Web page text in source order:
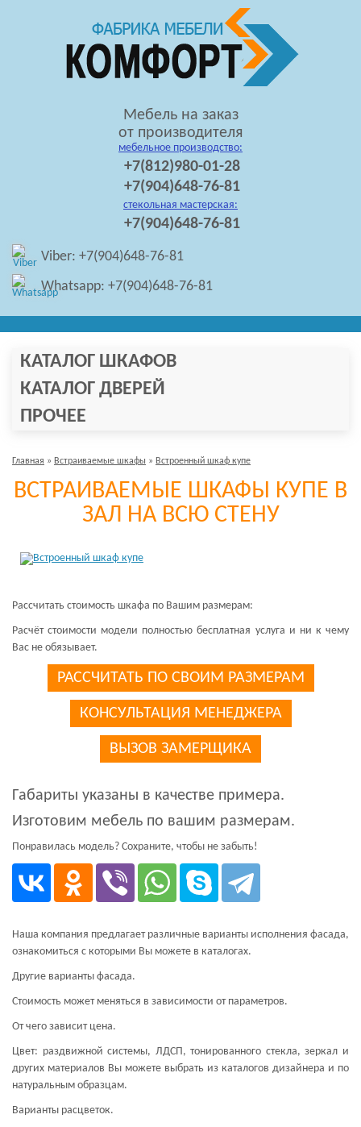
Мебель на заказ
от производителя
мебельное производство:
+7(812)980-01-28
+7(904)648-76-81
стекольная мастерская:
+7(904)648-76-81
Viber: +7(904)648-76-81
Whatsapp: +7(904)648-76-81
КАТАЛОГ ШКАФОВ
КАТАЛОГ ДВЕРЕЙ
ПРОЧЕЕ
Главная » Встраиваемые шкафы » Встроенный шкаф купе
ВСТРАИВАЕМЫЕ ШКАФЫ КУПЕ В
ЗАЛ НА ВСЮ СТЕНУ
Рассчитать стоимость шкафа по Вашим размерам:
Расчёт стоимости модели полностью бесплатная услуга и ни к чему
Вас не обязывает.
РАССЧИТАТЬ ПО СВОИМ РАЗМЕРАМ
КОНСУЛЬТАЦИЯ МЕНЕДЖЕРА
ВЫЗОВ ЗАМЕРЩИКА
Габариты указаны в качестве примера.
Изготовим мебель по вашим размерам.
Понравилась модель? Сохраните, чтобы не забыть!
Наша компания предлагает различные варианты исполнения фасада,
ознакомиться с которыми Вы можете в каталогах.
Другие варианты фасада.
Стоимость может меняться в зависимости от параметров.
От чего зависит цена.
Цвет: раздвижной системы, ЛДСП, тонированного стекла, зеркал и
других материалов Вы можете выбрать из каталогов дизайнера и по
натуральным образцам.
Варианты расцветок.